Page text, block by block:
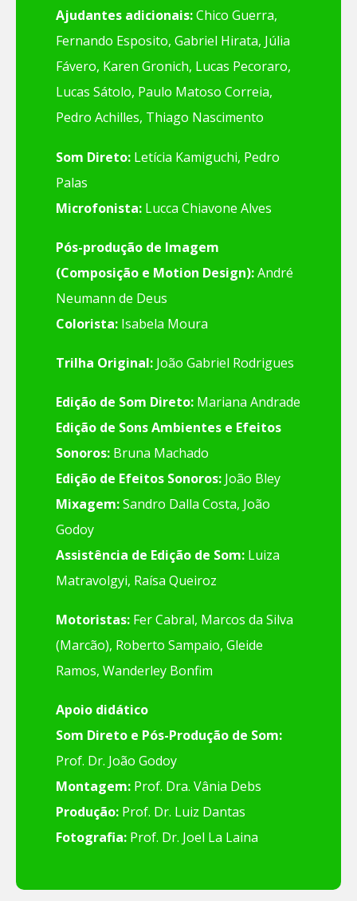
Ajudantes adicionais:Chico Guerra,
Fernando Esposito, Gabriel Hirata, Júlia
Fávero, Karen Gronich, Lucas Pecoraro,
Lucas Sátolo, Paulo Matoso Correia,
Pedro Achilles, Thiago Nascimento
Som Direto: Letícia Kamiguchi, Pedro
Palas
Microfonista: Lucca Chiavone Alves
Pós-produção de Imagem
(Composição e Motion Design):André
Neumann de Deus
Colorista: Isabela Moura
Trilha Original: João Gabriel Rodrigues
Edição de Som Direto: Mariana Andrade
Edição de Sons Ambientes e Efeitos
Sonoros: Bruna Machado
Edição de Efeitos Sonoros: João Bley
Mixagem:Sandro Dalla Costa, João
Godoy
Assistência de Edição de Som: Luiza
Matravolgyi, Raísa Queiroz
Motoristas: Fer Cabral, Marcos da Silva
(Marcão), Roberto Sampaio, Gleide
Ramos, Wanderley Bonfim
Apoio didático
Som Direto e Pós-Produção de Som:
Prof. Dr. João Godoy
Montagem: Prof. Dra. Vânia Debs
Produção: Prof. Dr. Luiz Dantas
Fotografia: Prof. Dr. Joel La Laina